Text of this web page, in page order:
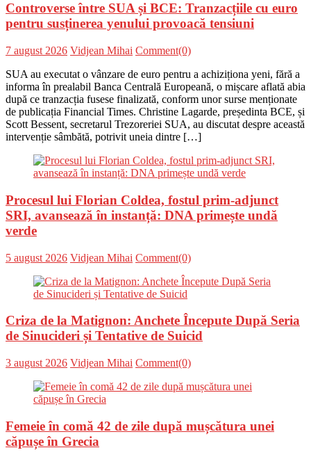
Controverse între SUA și BCE: Tranzacțiile cu euro
pentru susținerea yenului provoacă tensiuni
Posted
7 august 2026 Author
Vidjean Mihai Comment(0)
SUA au executat o vânzare de euro pentru a achiziționa yeni, fără a
informa în prealabil Banca Centrală Europeană, o mișcare aflată abia
după ce tranzacția fusese finalizată, conform unor surse menționate
de publicația Financial Times. Christine Lagarde, președinta BCE, și
Scott Bessent, secretarul Trezoreriei SUA, au discutat despre această
intervenție sâmbătă, potrivit uneia dintre […]
Procesul lui Florian Coldea, fostul prim-adjunct
SRI, avansează în instanță: DNA primește undă
verde
Posted
5 august 2026 Author
Vidjean Mihai Comment(0)
Criza de la Matignon: Anchete Începute După Seria
de Sinucideri și Tentative de Suicid
Posted
3 august 2026 Author
Vidjean Mihai Comment(0)
Femeie în comă 42 de zile după mușcătura unei
căpușe în Grecia